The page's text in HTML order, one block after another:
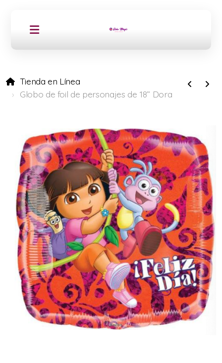
Tienda en Línea
Globo de foil de personajes de 18” Dora